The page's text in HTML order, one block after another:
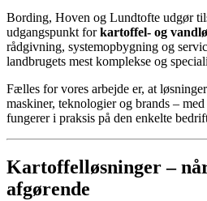
Bording, Hoven og Lundtofte udgør
udgangspunkt forkartoffel- og
rådgivning, systemopbygning og
landbrugets mest komplekse og
Fælles for vores arbejde er, at
maskiner, teknologier og brands –
fungerer i praksis på den enkelte
Kartoffelløsninger –
afgørende